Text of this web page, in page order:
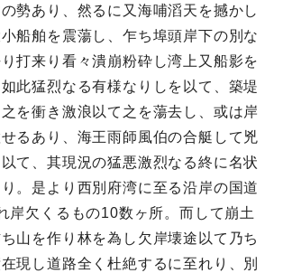
勢あり、然るに又海哺滔天を撼かし
船舶を震蕩し、乍ち埠頭岸下の別な
打来り看々潰崩粉砕し湾上又船影を
此猛烈なる有様なりしを以て、築堤
を衝き激浪以て之を蕩去し、或は岸
せるあり、海王雨師風伯の合艇して兇
て、其現況の猛悪激烈なる終に名状
。是より西別府湾に至る沿岸の国道
岸欠くるもの10数ヶ所。而して崩土
山を作り林を為し欠岸壊途以て乃ち
現し道路全く杜絶するに至れり、別